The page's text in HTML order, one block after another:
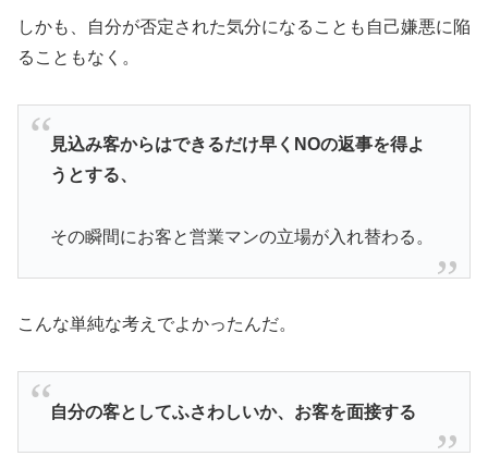
しかも、自分が否定された気分になることも自己嫌悪に陥
ることもなく。
見込み客からはできるだけ早くNOの返事を得よ
うとする、
その瞬間にお客と営業マンの立場が入れ替わる。
こんな単純な考えでよかったんだ。
自分の客としてふさわしいか、お客を面接する